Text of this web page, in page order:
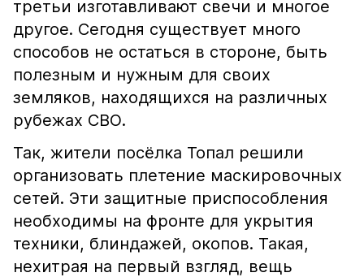
третьи изготавливают свечи и многое
другое. Сегодня существует много
способов не остаться в стороне, быть
полезным и нужным для своих
земляков, находящихся на различных
рубежах СВО.
Так, жители посёлка Топал решили
организовать плетение маскировочных
сетей. Эти защитные приспособления
необходимы на фронте для укрытия
техники, блиндажей, окопов. Такая,
нехитрая на первый взгляд, вещь